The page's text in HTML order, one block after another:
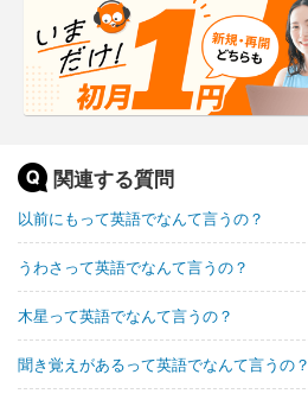
関連する質問
以前にもって英語でなんて言うの？
うわさって英語でなんて言うの？
木星って英語でなんて言うの？
聞き覚えがあるって英語でなんて言うの？